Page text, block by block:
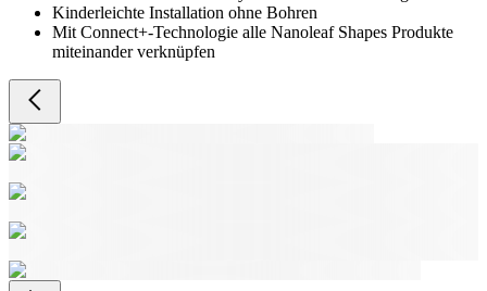
Kinderleichte Installation ohne Bohren
Mit Connect+-Technologie alle Nanoleaf Shapes Produkte
miteinander verknüpfen